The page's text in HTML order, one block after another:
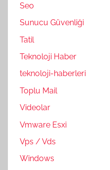
Seo
Sunucu Güvenliği
Tatil
Teknoloji Haber
teknoloji-haberleri
Toplu Mail
Videolar
Vmware Esxi
Vps / Vds
Windows